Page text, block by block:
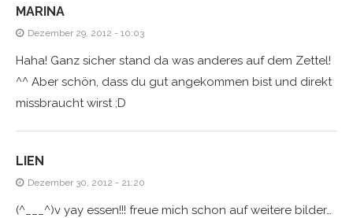
MARINA
Dezember 29, 2012 - 10:03
Haha! Ganz sicher stand da was anderes auf dem Zettel!
^^ Aber schön, dass du gut angekommen bist und direkt
missbraucht wirst ;D
LIEN
Dezember 30, 2012 - 21:20
(^___^)v yay essen!!! freue mich schon auf weitere bilder…